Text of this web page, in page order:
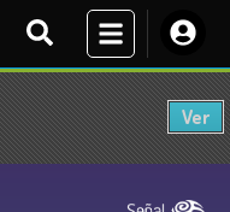
Ver